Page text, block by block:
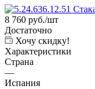
8 760 руб./шт
Достаточно
Хочу скидку!
Характеристики
Страна
—
Испания